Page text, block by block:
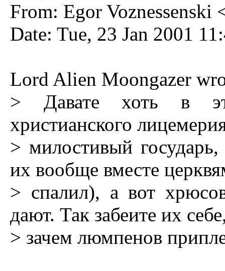
From: Egor Voznessenski
Date: Tue, 23 Jan 2001
Lord Alien Moongazer
> Давате хоть в
христианского
> милостивый
их вообще вместе
> спалил), а вот
дают. Так забеите их
> зачем люмпенов